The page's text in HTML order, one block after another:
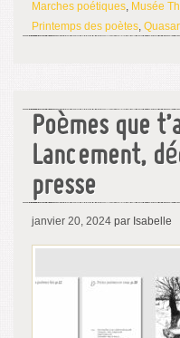
Marches poétiques, Musée
Printemps des poètes, Quasar
Poèmes que
Lancement,
presse
janvier 20, 2024 par Isabelle